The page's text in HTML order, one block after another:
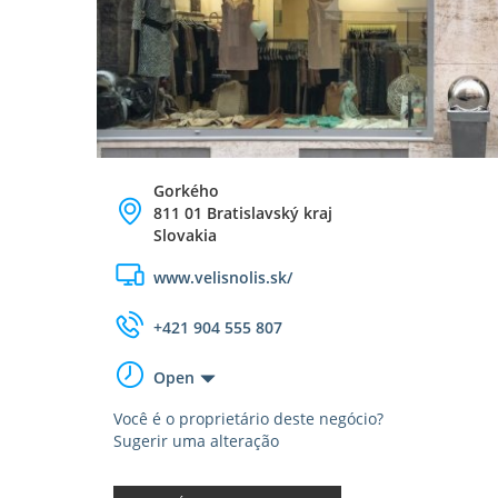
Gorkého
811 01 Bratislavský kraj
Slovakia
www.velisnolis.sk/
+421 904 555 807
Open
Você é o proprietário deste negócio?
Sugerir uma alteração